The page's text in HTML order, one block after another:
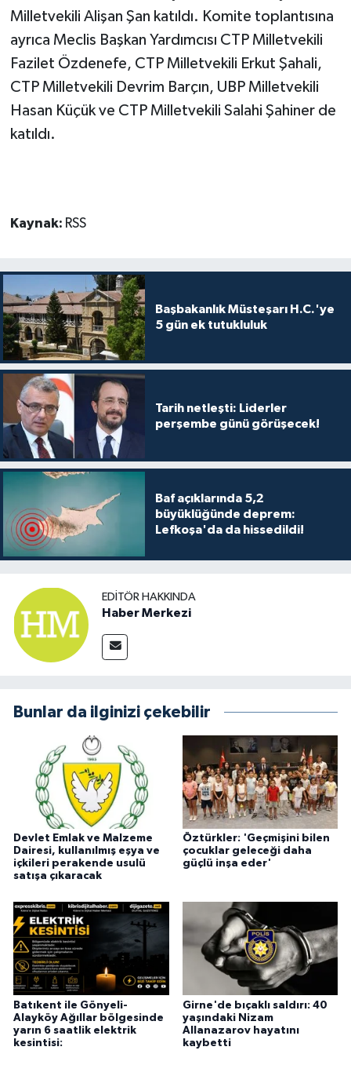
Milletvekili Alişan Şan katıldı. Komite toplantısına
ayrıca Meclis Başkan Yardımcısı CTP Milletvekili
Fazilet Özdenefe, CTP Milletvekili Erkut Şahali,
CTP Milletvekili Devrim Barçın, UBP Milletvekili
Hasan Küçük ve CTP Milletvekili Salahi Şahiner de
katıldı.
Kaynak: RSS
Başbakanlık Müsteşarı H.C.'ye
5 gün ek tutukluluk
Tarih netleşti: Liderler
perşembe günü görüşecek!
Baf açıklarında 5,2
büyüklüğünde deprem:
Lefkoşa'da da hissedildi!
EDITÖR HAKKINDA
Haber Merkezi
Bunlar da ilginizi çekebilir
Devlet Emlak ve Malzeme
Dairesi, kullanılmış eşya ve
içkileri perakende usulü
satışa çıkaracak
Öztürkler: 'Geçmişini bilen
çocuklar geleceği daha
güçlü inşa eder'
Batıkent ile Gönyeli-
Alayköy Ağıllar bölgesinde
yarın 6 saatlik elektrik
kesintisi:
Girne'de bıçaklı saldırı: 40
yaşındaki Nizam
Allanazarov hayatını
kaybetti